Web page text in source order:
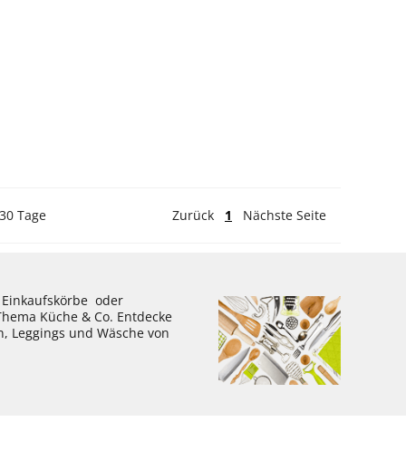
Tage Zurück 1 Nächste Seite
oder
Küche & Co. Entdecke
Leggings und Wäsche von